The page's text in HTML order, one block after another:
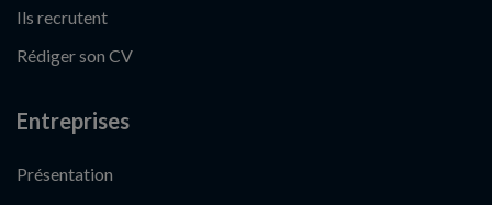
Ils recrutent
Rédiger son CV
Entreprises
Présentation